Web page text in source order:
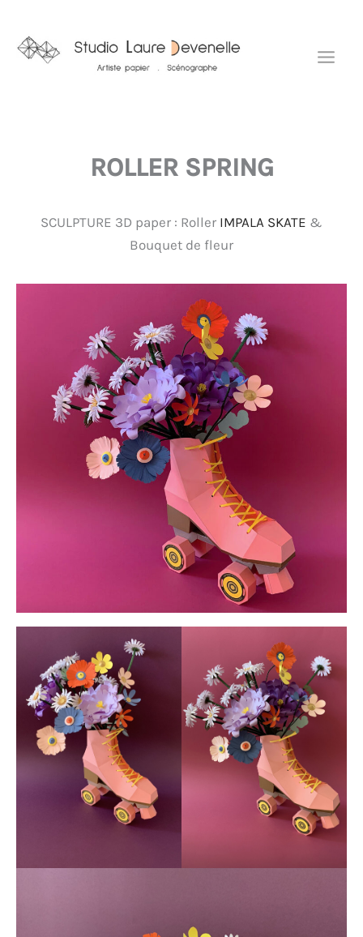
contenu
ROLLER SPRING
SCULPTURE 3D paper : Roller IMPALA SKATE &
Bouquet de fleur